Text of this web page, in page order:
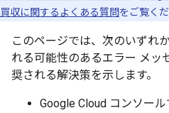
買収に関するよくある質問をご覧くだ
このページでは、次のいずれ
れる可能性のあるエラー メッ
奨される解決策を示します。
Google Cloud コンソー